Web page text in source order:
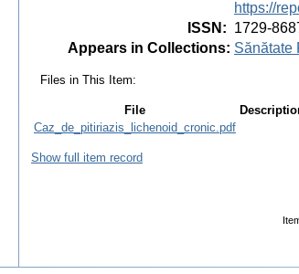
https://
ISSN : 1729-
Appears in Collections: Sănătate
Files in This Item:
File
Caz_de_pitiriazis_lichenoid_cronic.pdf
Show full item record